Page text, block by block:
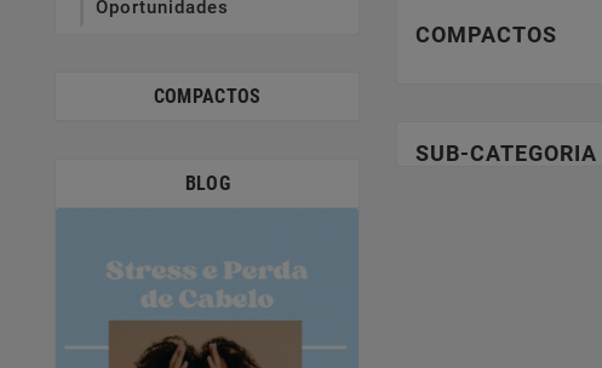
Oportunidades
COMPACTOS
BLOG
COMPACTOS
SUB-CATEGORIA